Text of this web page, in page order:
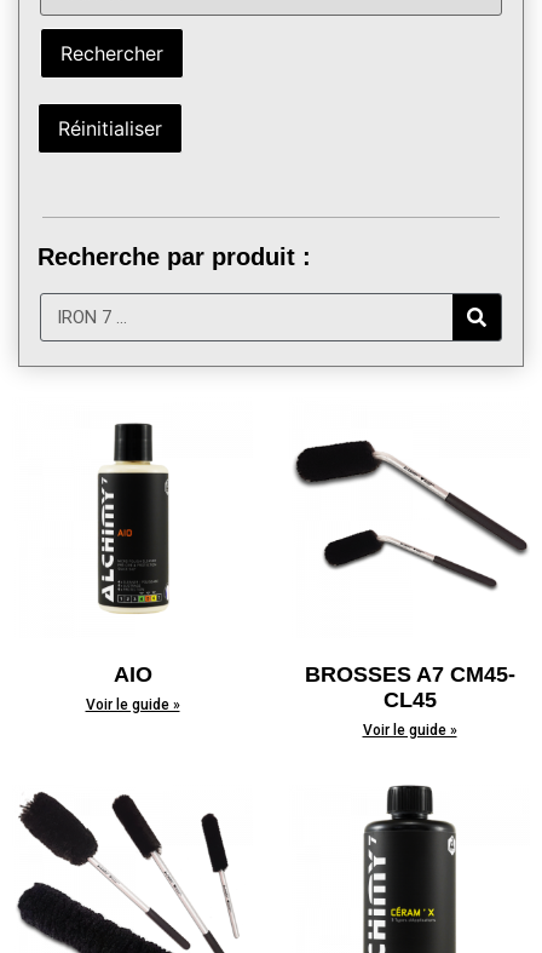
Recherche par produit :
AIO
Voir le guide »
BROSSES A7 CM45-
CL45
Voir le guide »